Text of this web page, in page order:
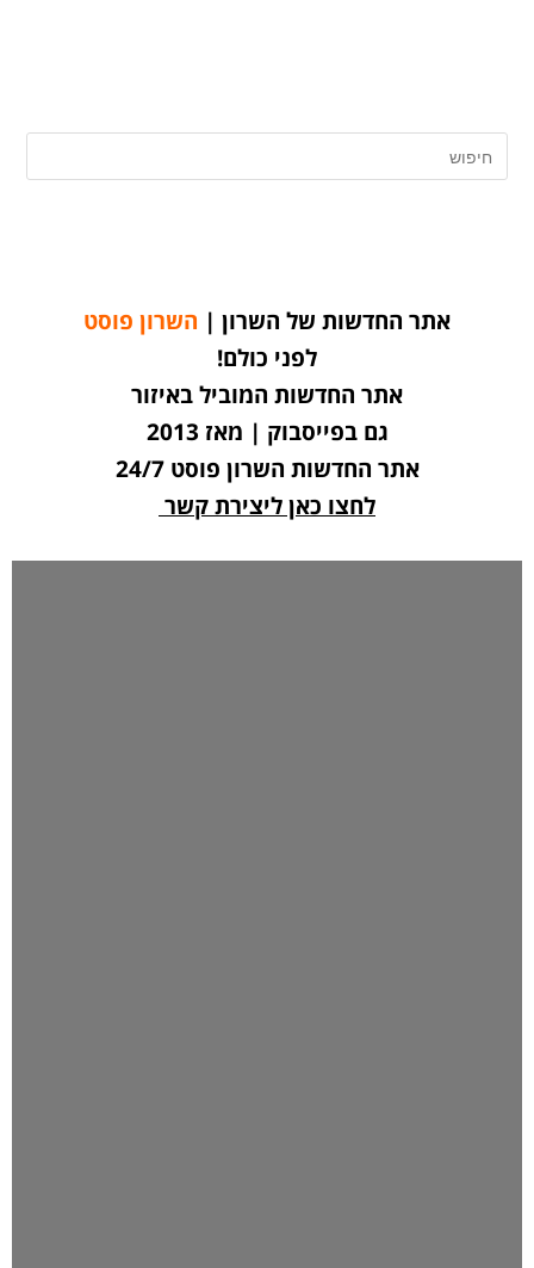
אתר החדשות של השרון | השרון פוסט
לפני כולם!
אתר החדשות המוביל באיזור
גם בפייסבוק | מאז 2013
אתר החדשות השרון פוסט 24/7
לחצו כאן ליצירת קשר